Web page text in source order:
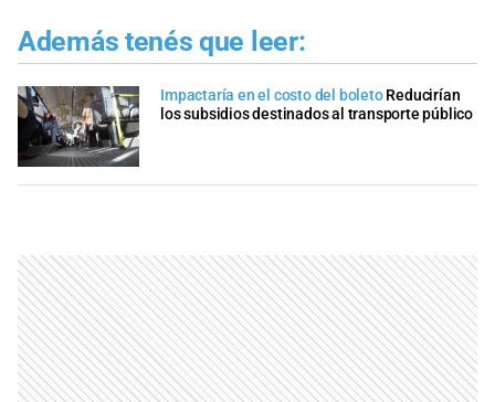
Además tenés que leer:
Impactaría en el costo del boleto Reducirían
los subsidios destinados al transporte público